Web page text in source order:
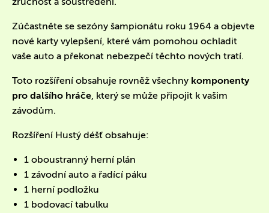
Zúčastněte se sezóny šampionátu roku 1964 a objevte
nové karty vylepšení, které vám pomohou ochladit
vaše auto a překonat nebezpečí těchto nových tratí.
Toto rozšíření obsahuje rovněž všechny komponenty
pro dalšího hráče, který se může připojit k vašim
závodům.
Rozšíření Hustý déšť obsahuje:
1 oboustranný herní plán
1 závodní auto a řadící páku
1 herní podložku
1 bodovací tabulku